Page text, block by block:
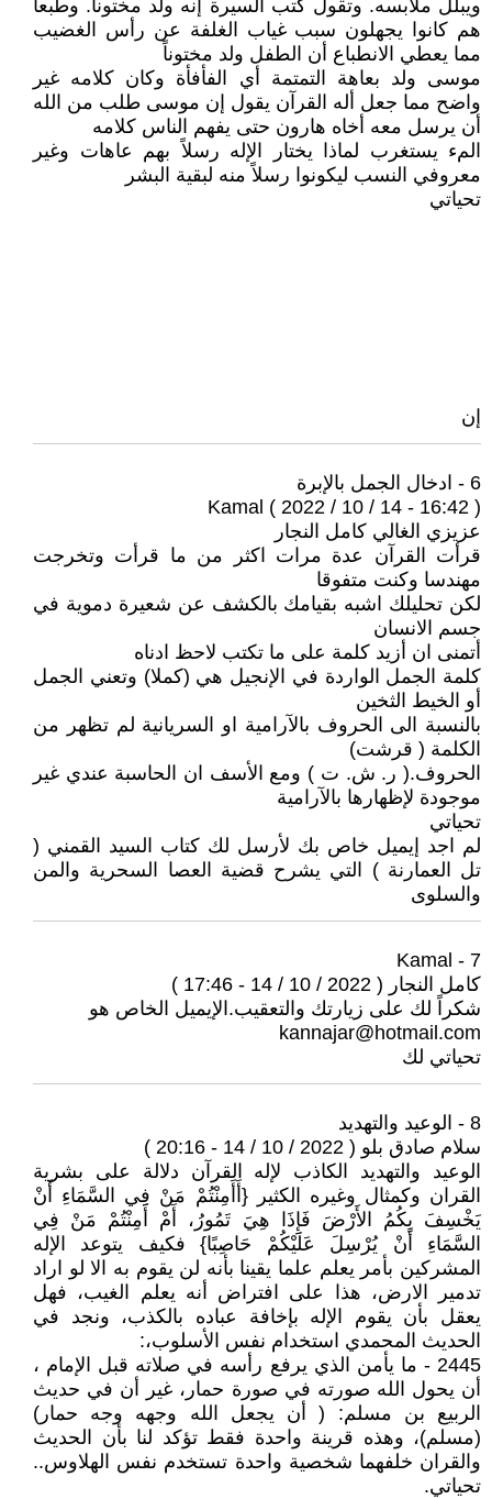
ويبلل ملابسه. وتقول كتب السيرة إنه ولد مختوناً. وطبعاً
هم كانوا يجهلون سبب غياب الغلفة عن رأس الغضيب
مما يعطي الانطباع أن الطفل ولد مختوناً
موسى ولد بعاهة التمتمة أي الفأفأة وكان كلامه غير
واضح مما جعل أله القرآن يقول إن موسى طلب من الله
أن يرسل معه أخاه هارون حتى يفهم الناس كلامه
المء يستغرب لماذا يختار الإله رسلاً بهم عاهات وغير
معروفي النسب ليكونوا رسلاً منه لبقية البشر
تحياتي
إن
6 - ادخال الجمل بالإبرة
Kamal ( 2022 / 10 / 14 - 16:42 )
عزيزي الغالي كامل النجار
قرأت القرآن عدة مرات اكثر من ما قرأت وتخرجت
مهندسا وكنت متفوقا
لكن تحليلك اشبه بقيامك بالكشف عن شعيرة دموية في
جسم الانسان
أتمنى ان أزيد كلمة على ما تكتب لاحظ ادناه
كلمة الجمل الواردة في الإنجيل هي (كملا) وتعني الجمل
أو الخيط الثخين
بالنسبة الى الحروف بالآرامية او السريانية لم تظهر من
الكلمة ( قرشت)
الحروف.( ر. ش. ت ) ومع الأسف ان الحاسبة عندي غير
موجودة لإظهارها بالآرامية
تحياتي
لم اجد إيميل خاص بك لأرسل لك كتاب السيد القمني (
تل العمارنة ) التي يشرح قضية العصا السحرية والمن
والسلوى
7 - Kamal
كامل النجار ( 2022 / 10 / 14 - 17:46 )
شكراً لك على زيارتك والتعقيب.الإيميل الخاص هو
kannajar@hotmail.com
تحياتي لك
8 - الوعيد والتهديد
سلام صادق بلو ( 2022 / 10 / 14 - 20:16 )
الوعيد والتهديد الكاذب لإله القرآن دلالة على بشرية
القران وكمثال وغيره الكثير {أَأَمِنْتُمْ مَنْ فِي السَّمَاءِ أَنْ
يَخْسِفَ بِكُمُ الأَرْضَ فَإِذَا هِيَ تَمُورُ، أَمْ أَمِنْتُمْ مَنْ فِي
السَّمَاءِ أَنْ يُرْسِلَ عَلَيْكُمْ حَاصِبًا} فكيف يتوعد الإله
المشركين بأمر يعلم علما يقينا بأنه لن يقوم به الا لو اراد
تدمير الارض، هذا على افتراض أنه يعلم الغيب، فهل
يعقل بأن يقوم الإله بإخافة عباده بالكذب، ونجد في
الحديث المحمدي استخدام نفس الأسلوب،:
2445 - ما يأمن الذي يرفع رأسه في صلاته قبل الإمام ،
أن يحول الله صورته في صورة حمار، غير أن في حديث
الربيع بن مسلم: ( أن يجعل الله وجهه وجه حمار)
(مسلم)، وهذه قرينة واحدة فقط تؤكد لنا بأن الحديث
والقران خلفهما شخصية واحدة تستخدم نفس الهلاوس..
تحياتي.